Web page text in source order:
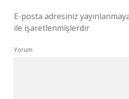
E-posta adresiniz
ile işaretlenmişlerdir
Yorum